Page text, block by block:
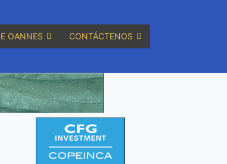
OANNES CONTÁCTENOS